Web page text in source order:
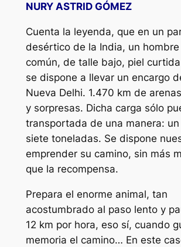
NURY ASTRID GÓMEZ
Cuenta la leyenda, que en un
desértico de la India, un
común, de talle bajo, piel
se dispone a llevar un encargo
Nueva Delhi. 1.470 km de
y sorpresas. Dicha carga sólo
transportada de una manera:
siete toneladas. Se dispone
emprender su camino, sin más
que la recompensa.
Prepara el enorme animal, tan
acostumbrado al paso lento y
12 km por hora, eso sí, cuando
memoria el camino… En este